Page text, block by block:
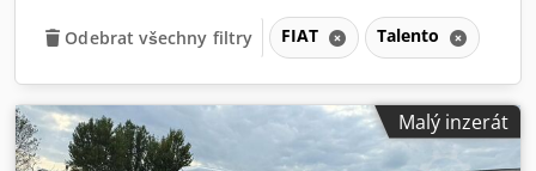
Odebrat všechny filtry FIAT Talento
Malý inzerát